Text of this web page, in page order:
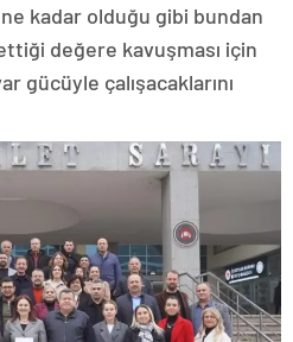
kadar olduğu gibi bundan
değere kavuşması için
gücüyle çalışacaklarını